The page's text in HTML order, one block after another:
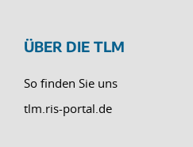
ÜBER DIE TLM
So finden Sie uns
tlm.ris-portal.de